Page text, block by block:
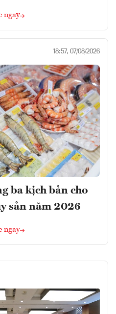
ngay
18:57, 07/08/2026
ba kịch bản cho
sản năm 2026
ngay